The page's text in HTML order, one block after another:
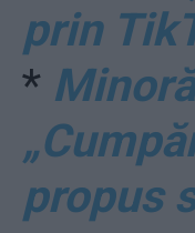
prin
*
propus